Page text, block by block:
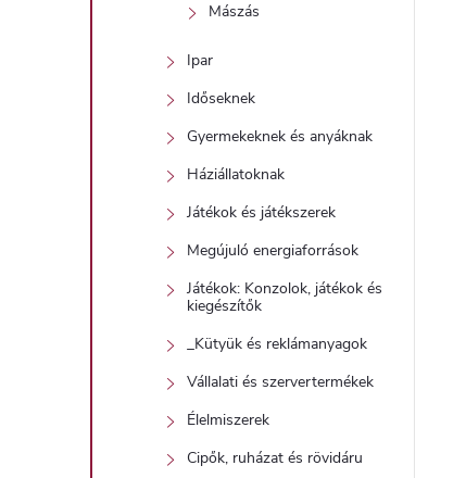
Mászás
Ipar
Időseknek
Gyermekeknek és anyáknak
Háziállatoknak
Játékok és játékszerek
Megújuló energiaforrások
Játékok: Konzolok, játékok és
kiegészítők
_Kütyük és reklámanyagok
Vállalati és szervertermékek
Élelmiszerek
Cipők, ruházat és rövidáru